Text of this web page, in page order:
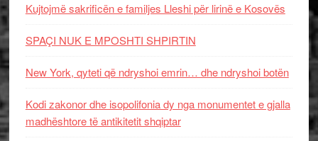
Kujtojmë sakrificën e familjes Lleshi për lirinë e Kosovës
SPAÇI NUK E MPOSHTI SHPIRTIN
New York, qyteti që ndryshoi emrin… dhe ndryshoi botën
Kodi zakonor dhe isopolifonia dy nga monumentet e gjalla
madhështore të antikitetit shqiptar